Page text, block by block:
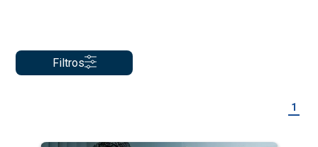
Filtros
1